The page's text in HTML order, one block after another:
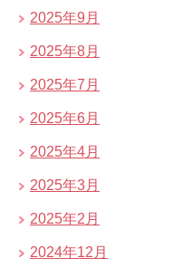
2025年9月
2025年8月
2025年7月
2025年6月
2025年4月
2025年3月
2025年2月
2024年12月